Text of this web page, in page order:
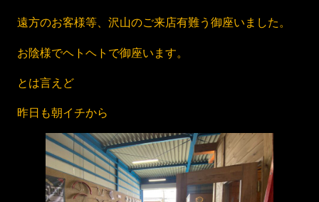
遠方のお客様等、沢山のご来店有難う御座いました。
お陰様でヘトヘトで御座います。
とは言えど
昨日も朝イチから